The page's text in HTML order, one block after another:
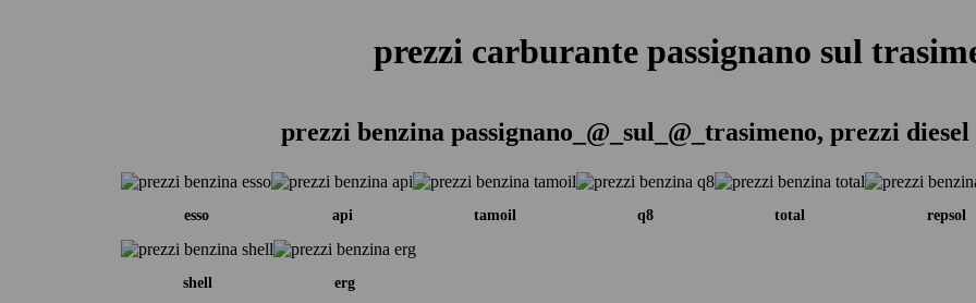
prezzi carburante passignano sul
prezzi benzina passignano_@_sul_@_trasimeno, prezzi
esso api tamoil q8 total repsol
shell erg